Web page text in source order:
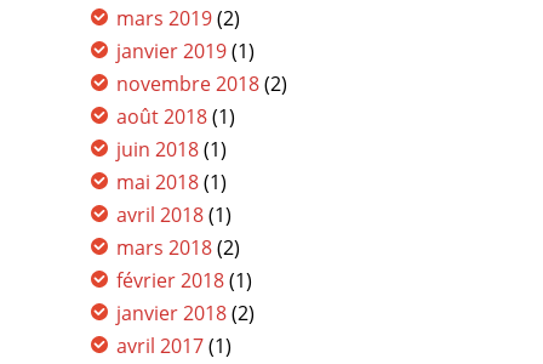
mars 2019(2)
janvier 2019(1)
novembre 2018(2)
août 2018(1)
juin 2018(1)
mai 2018(1)
avril 2018(1)
mars 2018(2)
février 2018(1)
janvier 2018(2)
avril 2017(1)